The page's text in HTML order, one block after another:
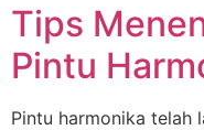
Tips
Pintu
Pintu harmonika telah